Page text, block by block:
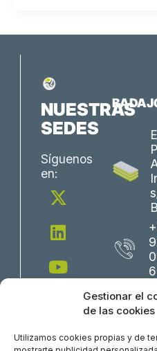
Gestionar el
de las cookies
Utilizamos cookies propias y de
NUESTRAS
SEDES
Síguenos
en:
X
-
t
w
i
t
L
i
n
k
e
d
Y
o
u
t
u
b
F
a
c
e
b
o
I
n
s
t
a
g